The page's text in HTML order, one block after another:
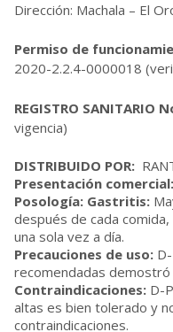
Dirección: Machala – El
Permiso de
2020-2.2.4-0000018
REGISTRO SANITARIO
vigencia)
DISTRIBUIDO POR:
Presentación comercial:
Posología: Gastritis:
después de cada
una sola vez a día.
Precauciones de uso:
recomendadas demostró
Contraindicaciones: D-
altas es bien tolerado y
contraindicaciones.